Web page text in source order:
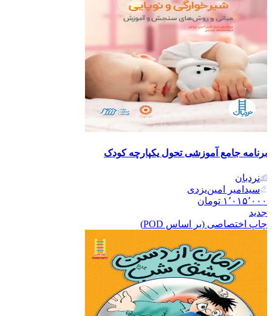
برنامه جامع آموزشی تحول یکپارچه کودک
نردبان
سیدامیر امین‌یزدی
۱٬۰۱۵٬۰۰۰ تومان
جدید
چاپ اختصاصی (بر اساس POD)